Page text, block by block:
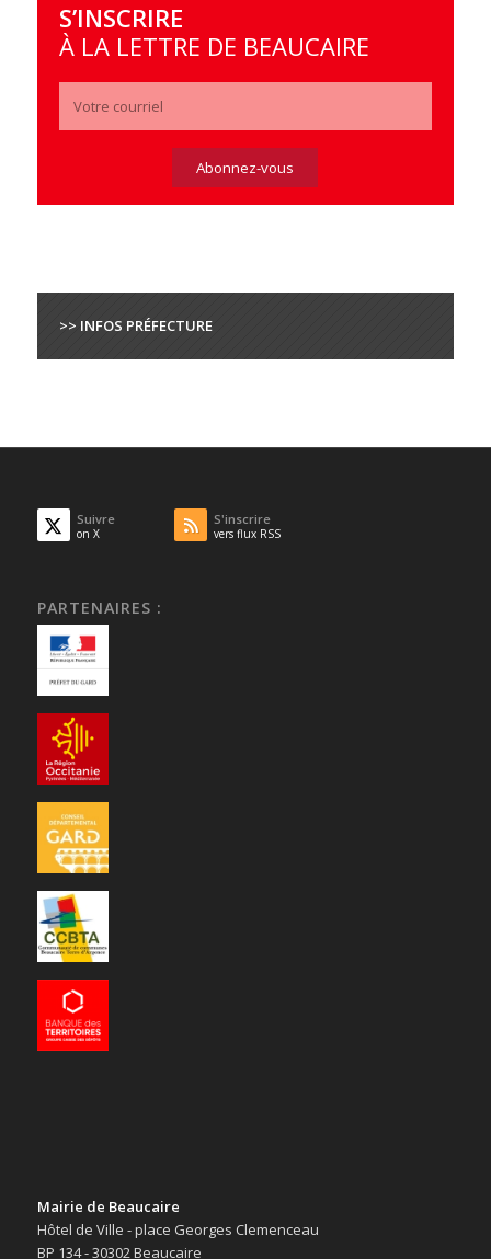
S’INSCRIRE
À LA LETTRE DE BEAUCAIRE
>> INFOS PRÉFECTURE
Suivre
on X
S'inscrire
vers flux RSS
PARTENAIRES :
Mairie de Beaucaire
Hôtel de Ville - place Georges Clemenceau
BP 134 - 30302 Beaucaire